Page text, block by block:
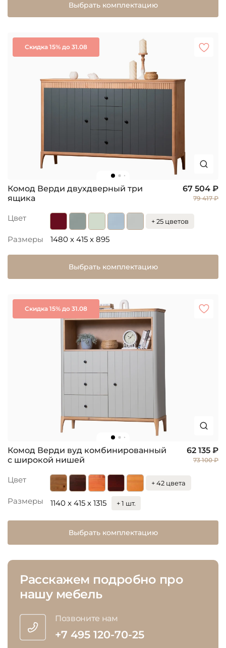
Выбрать комплектацию
Скидка 15% до 31.08
Комод Верди двухдверный три
ящика
67 504 ₽
79 417 ₽
Цвет + 25 цветов
Размеры 1480 x 415 x 895
Выбрать комплектацию
Скидка 15% до 31.08
Комод Верди вуд комбинированный
с широкой нишей
62 135 ₽
73 100 ₽
Цвет + 42 цвета
Размеры 1140 x 415 x 1315 + 1 шт.
Выбрать комплектацию
Расскажем подробно про
нашу мебель
Позвоните нам
+7 495 120-70-25